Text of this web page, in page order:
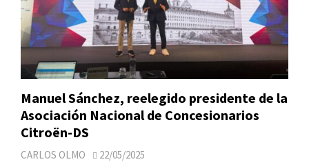
Manuel Sánchez, reelegido presidente de la
Asociación Nacional de Concesionarios
Citroën-DS
CARLOS OLMO 22/05/2025